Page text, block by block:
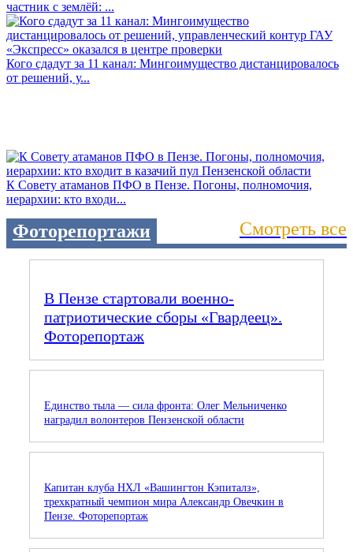
частник с землёй: ...
Кого сдадут за 11 канал: Мингоимущество дистанцировалось
от решений, у...
К Совету атаманов ПФО в Пензе. Погоны, полномочия,
иерархии: кто входи...
Фоторепортажи Смотреть все
В Пензе стартовали военно-
патриотические сборы «Гвардеец».
Фоторепортаж
Единство тыла — сила фронта: Олег Мельниченко
наградил волонтеров Пензенской области
Капитан клуба НХЛ «Вашингтон Кэпиталз»,
трехкратный чемпион мира Александр Овечкин в
Пензе. Фоторепортаж